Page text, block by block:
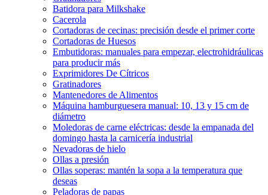
Batidora para Milkshake
Cacerola
Cortadoras de cecinas: precisión desde el primer corte
Cortadoras de Huesos
Embutidoras: manuales para empezar, electrohidráulicas
para producir más
Exprimidores De Cítricos
Gratinadores
Mantenedores de Alimentos
Máquina hamburguesera manual: 10, 13 y 15 cm de
diámetro
Moledoras de carne eléctricas: desde la empanada del
domingo hasta la carnicería industrial
Nevadoras de hielo
Ollas a presión
Ollas soperas: mantén la sopa a la temperatura que
deseas
Peladoras de papas